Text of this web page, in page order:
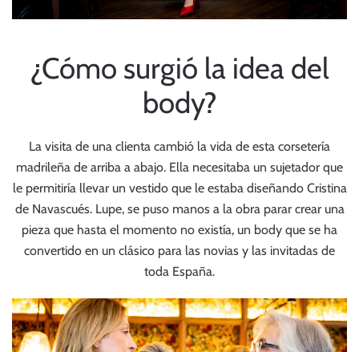
¿Cómo surgió la idea del
body?
La visita de una clienta cambió la vida de esta corsetería
madrileña de arriba a abajo. Ella necesitaba un sujetador que
le permitiría llevar un vestido que le estaba diseñando Cristina
de Navascués. Lupe, se puso manos a la obra parar crear una
pieza que hasta el momento no existía, un body que se ha
convertido en un clásico para las novias y las invitadas de
toda España.